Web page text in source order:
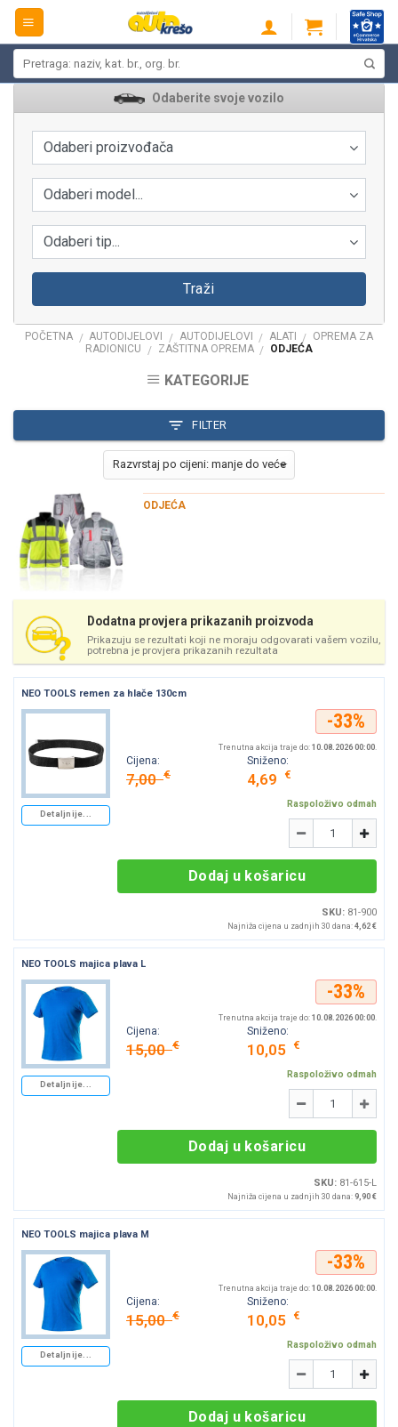
Skip
content
Odaberite svoje vozilo
Odaberi proizvođača
Odaberi model...
Odaberi tip...
Traži
POČETNA / AUTODIJELOVI / AUTODIJELOVI / ALATI / OPREMA ZA
RADIONICU
/ ZAŠTITNA OPREMA / ODJEĆA
KATEGORIJE
FILTER
ODJEĆA
Dodatna provjera prikazanih proizvoda
Prikazuju se rezultati koji ne moraju odgovarati vašem vozilu,
potrebna je provjera prikazanih rezultata
Detaljnije...
NEO TOOLS remen za hlače 130cm
-33%
Trenutna akcija traje do: 10.08.2026 00:00.
Cijena:
7,00€
Sniženo:
4,69 €
Raspoloživo odmah
- +
Dodaj u košaricu
SKU: 81-900
Najniža cijena u zadnjih 30 dana: 4,62 €
Detaljnije...
NEO TOOLS majica plava L
-33%
Trenutna akcija traje do: 10.08.2026 00:00.
Cijena:
15,00€
Sniženo:
10,05 €
Raspoloživo odmah
- +
Dodaj u košaricu
SKU: 81-615-L
Najniža cijena u zadnjih 30 dana: 9,90 €
Detaljnije...
NEO TOOLS majica plava M
-33%
Trenutna akcija traje do: 10.08.2026 00:00.
Cijena:
15,00€
Sniženo:
10,05 €
Raspoloživo odmah
- +
Dodaj u košaricu